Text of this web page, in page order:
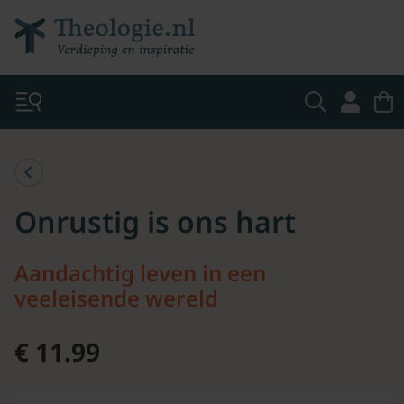
Onrustig is ons hart
Aandachtig leven in een
veeleisende wereld
€ 11.99